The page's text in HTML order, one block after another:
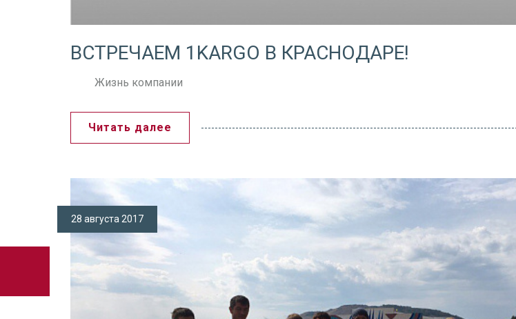
ВСТРЕЧАЕМ 1KARGO В КРАСНОДАРЕ!
Жизнь компании
Читать далее
28 августа 2017